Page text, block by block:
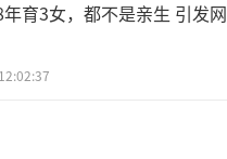
育3女，都不是亲生 引发网